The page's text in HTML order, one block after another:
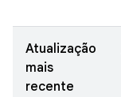
Atualização
mais
recente